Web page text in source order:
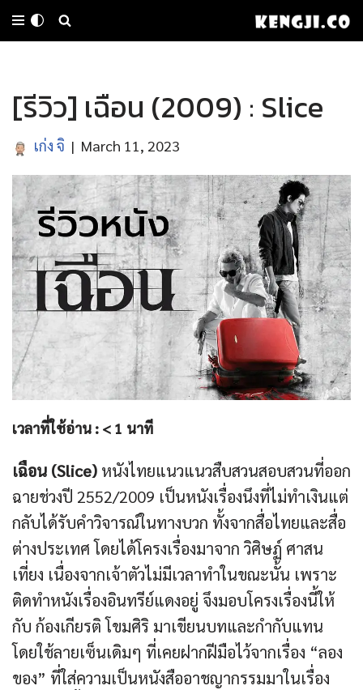
Skip
content
[รีวิว] เฉือน (2009) : Slice
เก่ง จิ March 11, 2023
เวลาที่ใช้อ่าน : < 1 นาที
เฉือน (Slice) หนังไทยแนวแนวสืบสวนสอบสวนที่ออก
ฉายช่วงปี 2552/2009 เป็นหนังเรื่องนึงที่ไม่ทำเงินแต่
กลับได้รับคำวิจารณ์ในทางบวก ทั้งจากสื่อไทยและสื่อ
ต่างประเทศ โดยได้โครงเรื่องมาจาก วิศิษฏ์ ศาสน
เที่ยง เนื่องจากเจ้าตัวไม่มีเวลาทำในขณะนั้น เพราะ
ติดทำหนังเรื่องอินทรีย์แดงอยู่ จึงมอบโครงเรื่องนี้ให้
กับ ก้องเกียรติ โขมศิริ มาเขียนบทและกำกับแทน
โดยใช้ลายเซ็นเดิมๆ ที่เคยฝากฝีมือไว้จากเรื่อง “ลอง
ของ” ที่ใส่ความเป็นหนังสืออาชญากรรมมาในเรื่อง